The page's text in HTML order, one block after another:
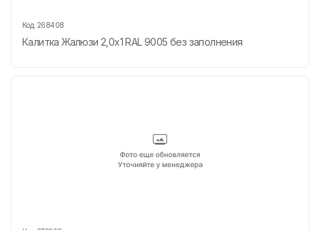
Код: 268408
Калитка Жалюзи 2,0х1 RAL 9005 без заполнения